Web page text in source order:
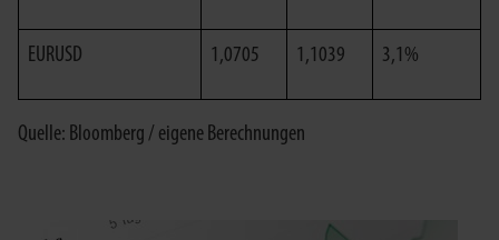
EURUSD 1,0705 1,1039 3,1%
Quelle: Bloomberg / eigene Berechnungen